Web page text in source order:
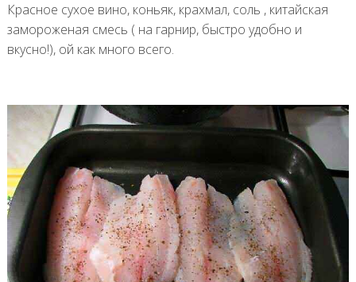
Красное сухое вино, коньяк, крахмал, соль , китайская
замороженая смесь ( на гарнир, быстро удобно и
вкусно!), ой как много всего.